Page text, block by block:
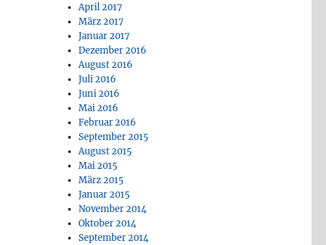
April 2017
März 2017
Januar 2017
Dezember 2016
August 2016
Juli 2016
Juni 2016
Mai 2016
Februar 2016
September 2015
August 2015
Mai 2015
März 2015
Januar 2015
November 2014
Oktober 2014
September 2014